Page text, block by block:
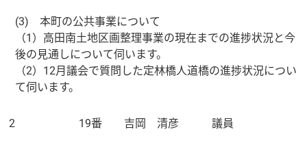
(3) 本町の公共事業について
（1）高田南土地区画整理事業の現在までの進捗状況と今
後の見通しについて伺います。
（2）12月議会で質問した定林橋人道橋の進捗状況につい
て伺います。
2 19番 吉岡 清彦 議員